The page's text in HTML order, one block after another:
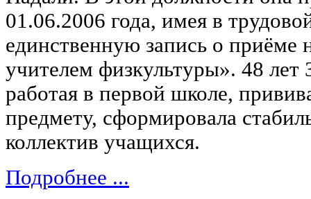
01.06.2006 года, имея в
единственную запись о приёме
учителем физкультуры». 48 лет
работая в первой школе,
предмету, сформировала
коллектив учащихся.
Подробнее ...